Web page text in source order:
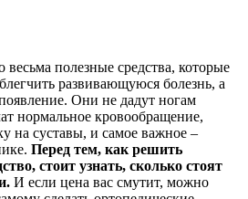
полезные средства, которые
развивающуюся болезнь, а
Они не дадут ногам
нормальное кровообращение,
на суставы, и самое важное –
Перед тем, как решить
стоит узнать, сколько стоят
И если цена вас смутит, можно